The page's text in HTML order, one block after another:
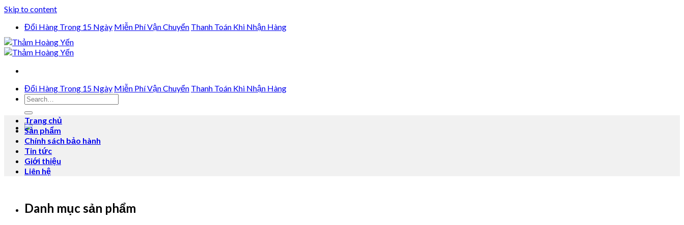
Skip to content
Đổi Hàng Trong 15 Ngày Miễn Phí Vận Chuyển Thanh Toán Khi Nhận Hàng
Đổi Hàng Trong 15 Ngày Miễn Phí Vận Chuyển Thanh Toán Khi Nhận Hàng
Trang chủ
Sản phẩm
Chính sách bảo hành
Tin tức
Giới thiệu
Liên hệ
Danh mục sản phẩm